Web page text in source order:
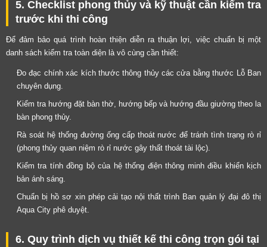
5. Checklist phong thủy và kỹ thuật cần kiểm tra
trước khi thi công
Để đảm bảo quá trình hoàn thiện diễn ra thuận lợi, việc chuẩn bị một
danh sách kiểm tra toàn diện là vô cùng cần thiết:
Đo đạc chính xác kích thước thông thủy các cửa bằng thước Lỗ Ban
chuyên dụng.
Kiểm tra hướng đặt bàn thờ, hướng bếp và hướng đầu giường theo la
bàn phong thủy.
Rà soát hệ thống đường ống cấp thoát nước để tránh tình trạng rò rỉ
(phong thủy quan niệm rò rỉ nước gây thất thoát tài lộc).
Kiểm tra tính đồng bộ của hệ thống điện thông minh điều khiển kịch
bản ánh sáng.
Chuẩn bị hồ sơ xin phép cải tạo nội thất trình Ban quản lý đại đô thị
Aqua City phê duyệt.
6. Quy trình dịch vụ thiết kế thi công trọn gói tại